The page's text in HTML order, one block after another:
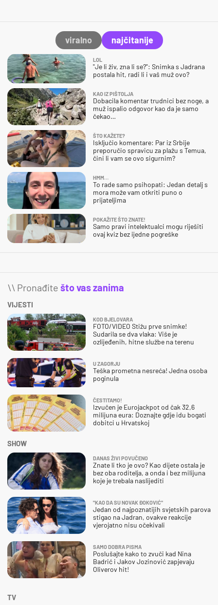
viralno najčitanije
LOL
"Je li živ, zna li se?": Snimka s Jadrana
postala hit, radi li i vaš muž ovo?
KAO IZ PIŠTOLJA
Dobacila komentar trudnici bez noge, a
muž ispalio odgovor kao da je samo
čekao…
ŠTO KAŽETE?
Isključio komentare: Par iz Srbije
preporučio spravicu za plažu s Temua,
čini li vam se ovo sigurnim?
HMM…
To rade samo psihopati: Jedan detalj s
mora može vam otkriti puno o
prijateljima
POKAŽITE ŠTO ZNATE!
Samo pravi intelektualci mogu riješiti
ovaj kviz bez ijedne pogreške
\\ Pronađite što vas zanima
VIJESTI
KOD BJELOVARA
FOTO/VIDEO Stižu prve snimke!
Sudarila se dva vlaka: Više je
ozlijeđenih, hitne službe na terenu
U ZAGORJU
Teška prometna nesreća! Jedna osoba
poginula
ČESTITAMO!
Izvučen je Eurojackpot od čak 32,6
milijuna eura: Doznajte gdje idu bogati
dobitci u Hrvatskoj
SHOW
DANAS ŽIVI POVUČENO
Znate li tko je ovo? Kao dijete ostala je
bez oba roditelja, a onda i bez milijuna
koje je trebala naslijediti
"KAO DA SU NOVAK ĐOKOVIĆ"
Jedan od najpoznatijih svjetskih parova
stigao na Jadran, ovakve reakcije
vjerojatno nisu očekivali
SAMO DOBRA PISMA
Poslušajte kako to zvuči kad Nina
Badrić i Jakov Jozinović zapjevaju
Oliverov hit!
TV